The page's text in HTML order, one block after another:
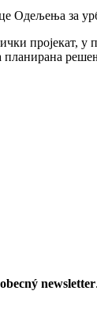
Одељења
obecný newsletter